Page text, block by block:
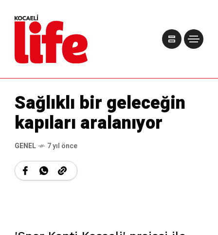
Sağlıklı bir geleceğin
kapıları aralanıyor
GENEL 7 yıl önce